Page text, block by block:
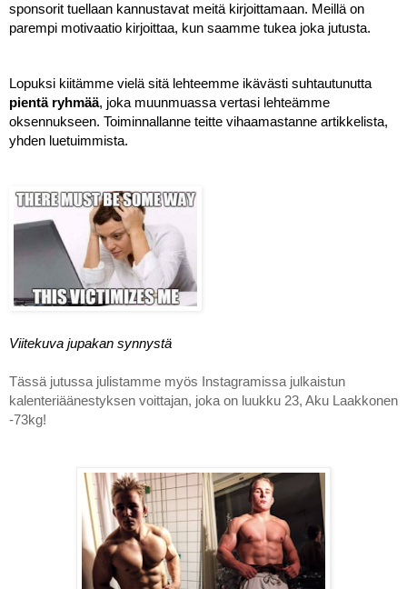
sponsorit tuellaan kannustavat meitä kirjoittamaan. Meillä on
parempi motivaatio kirjoittaa, kun saamme tukea joka jutusta.
pientä ryhmää, joka muunmuassa vertasi lehteämme
oksennukseen. Toiminnallanne teitte vihaamastanne artikkelista,
yhden luetuimmista.
Viitekuva jupakan synnystä
Tässä jutussa julistamme myös Instagramissa julkaistun
kalenteriäänestyksen voittajan, joka on luukku 23, Aku Laakkonen
-73kg!